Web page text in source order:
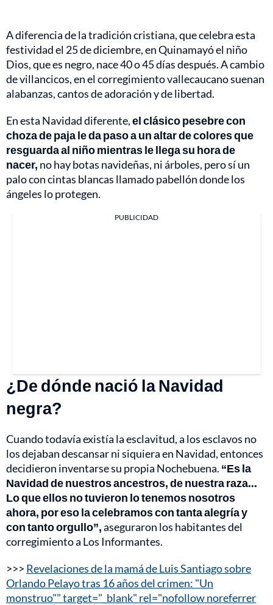
A diferencia de la tradición cristiana, que celebra esta
festividad el 25 de diciembre, en Quinamayó el niño
Dios, que es negro, nace 40 o 45 días después. A cambio
de villancicos, en el corregimiento vallecaucano suenan
alabanzas, cantos de adoración y de libertad.
En esta Navidad diferente,el clásico pesebre con
choza de paja le da paso a un altar de colores que
resguarda al niño mientras le llega su hora de
nacer, no hay botas navideñas, ni árboles, pero sí un
palo con cintas blancas llamado pabellón donde los
ángeles lo protegen.
PUBLICIDAD
¿De dónde nació la Navidad
negra?
Cuando todavía existía la esclavitud, a los esclavos no
los dejaban descansar ni siquiera en Navidad, entonces
decidieron inventarse su propia Nochebuena. “Es la
Navidad de nuestros ancestros, de nuestra raza...
Lo que ellos no tuvieron lo tenemos nosotros
ahora, por eso la celebramos con tanta alegría y
con tanto orgullo”,aseguraron los habitantes del
corregimiento a Los Informantes.
>>> Revelaciones de la mamá de Luis Santiago sobre
Orlando Pelayo tras 16 años del crimen: "Un
monstruo"" target="_blank" rel="nofollow noreferrer